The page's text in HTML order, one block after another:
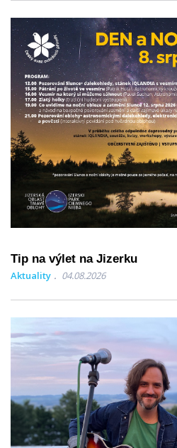
Tip na výlet na Jizerku
Aktuality 04.08.2026